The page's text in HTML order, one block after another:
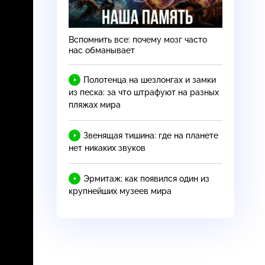
Вспомнить все: почему мозг часто
нас обманывает
Полотенца на шезлонгах и замки
из песка: за что штрафуют на разных
пляжах мира
Звенящая тишина: где на планете
нет никаких звуков
Эрмитаж: как появился один из
крупнейших музеев мира